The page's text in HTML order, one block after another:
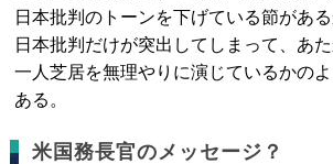
日本批判のトーンを下げている節があ
日本批判だけが突出してしまって、あ
一人芝居を無理やりに演じているかの
ある。
米国務長官のメッセージ？